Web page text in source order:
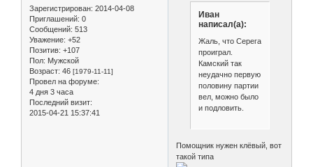
Зарегистрирован: 2014-04-08
Приглашений: 0
Сообщений: 513
Уважение: +52
Позитив: +107
Пол: Мужской
Возраст: 46 [1979-11-11]
Провел на форуме:
4 дня 3 часа
Последний визит:
2015-04-21 15:37:41
Иван
написал(а):
Жаль, что Серега
проиграл.
Камский так
неудачно первую
половину партии
вел, можно было
и подловить.
Помощник нужен клёвый, вот
такой типа